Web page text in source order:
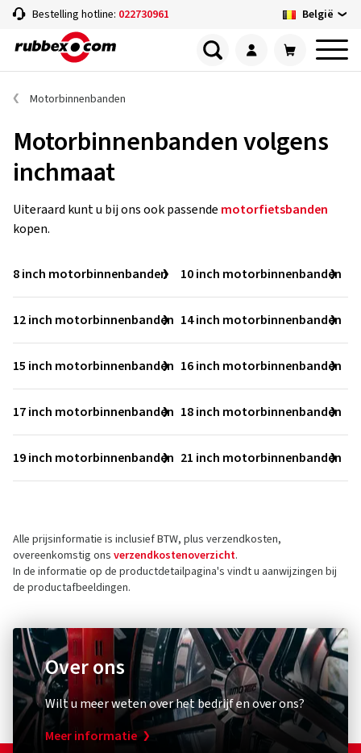
Bestelling hotline: 022730961 België
Motorbinnenbanden
Motorbinnenbanden volgens
inchmaat
Uiteraard kunt u bij ons ook passende motorfietsbanden
kopen.
8 inch motorbinnenbanden 10 inch motorbinnenbanden
12 inch motorbinnenbanden 14 inch motorbinnenbanden
15 inch motorbinnenbanden 16 inch motorbinnenbanden
17 inch motorbinnenbanden 18 inch motorbinnenbanden
19 inch motorbinnenbanden 21 inch motorbinnenbanden
Alle prijsinformatie is inclusief BTW, plus verzendkosten,
overeenkomstig ons verzendkostenoverzicht.
In de informatie op de productdetailpagina's vindt u aanwijzingen bij
de productafbeeldingen.
Over ons
Wilt u meer weten over het bedrijf en over ons?
Meer informatie